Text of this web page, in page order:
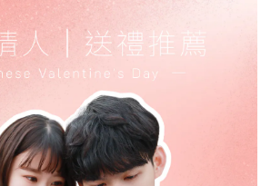
✔️ 能快速吸收並分散撞擊能量D3O 應用在
摔：能有效吸收瞬間衝擊，降低螢幕碎裂機
牲清晰度與手感。使用壽命更長：裂痕不易
。多功能選擇：亮面、防窺、霧面、抗藍
保護貼 vs 一般鋼化玻璃貼比較項目一般
玻璃貼抗衝擊表現靠厚度抵擋，高處摔落仍
，降低碎裂風險厚度/手感偏厚、有存在感輕
度/觸控依玻璃等級而定高透清晰、觸控靈敏